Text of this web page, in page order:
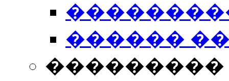
������
���������